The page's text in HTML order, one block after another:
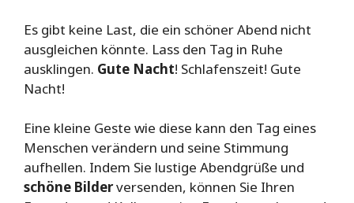
Es gibt keine Last, die ein schöner Abend nicht
ausgleichen könnte. Lass den Tag in Ruhe
ausklingen. Gute Nacht! Schlafenszeit! Gute
Nacht!
Eine kleine Geste wie diese kann den Tag eines
Menschen verändern und seine Stimmung
aufhellen. Indem Sie lustige Abendgrüße und
schöne Bilderversenden, können Sie Ihren